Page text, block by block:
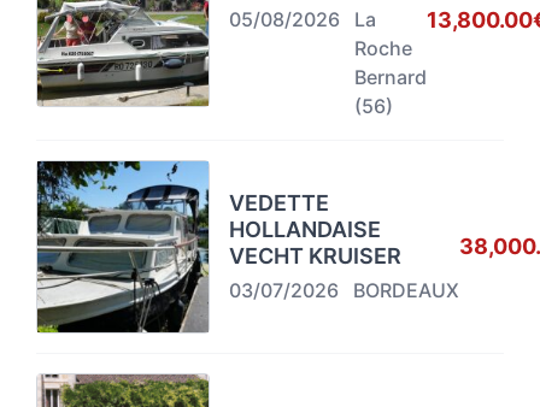
05/08/2026
La
Roche
Bernard
(56)
VEDETTE
HOLLANDAISE
VECHT KRUISER
03/07/2026 BORDEAUX